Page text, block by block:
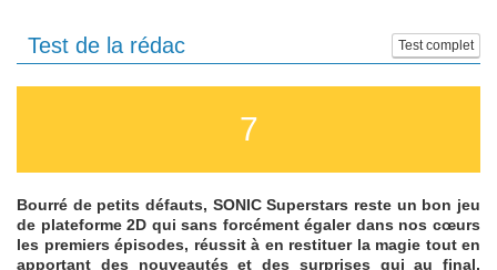
Test complet
Test de la rédac
7
Bourré de petits défauts, SONIC Superstars reste un bon jeu
de plateforme 2D qui sans forcément égaler dans nos cœurs
les premiers épisodes, réussit à en restituer la magie tout en
apportant des nouveautés et des surprises qui au final,